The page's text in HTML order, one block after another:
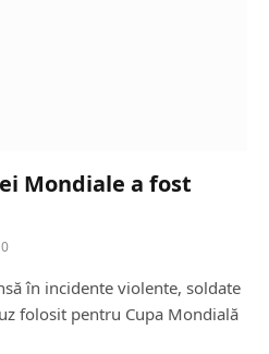
Mondiale a fost
0
în incidente violente, soldate
folosit pentru Cupa Mondială